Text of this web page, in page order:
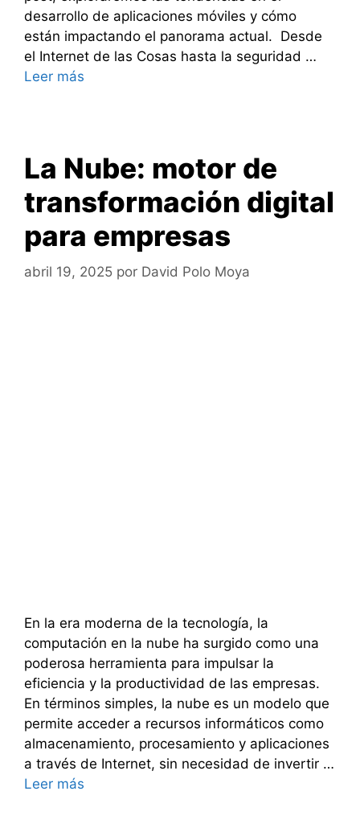
desarrollo de aplicaciones móviles y cómo
están impactando el panorama actual. Desde
el Internet de las Cosas hasta la seguridad …
Leer más
La Nube: motor de
transformación digital
para empresas
abril 19, 2025 por David Polo Moya
En la era moderna de la tecnología, la
computación en la nube ha surgido como una
poderosa herramienta para impulsar la
eficiencia y la productividad de las empresas.
En términos simples, la nube es un modelo que
permite acceder a recursos informáticos como
almacenamiento, procesamiento y aplicaciones
a través de Internet, sin necesidad de invertir …
Leer más